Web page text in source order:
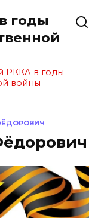
годы
РККА в годы
войны